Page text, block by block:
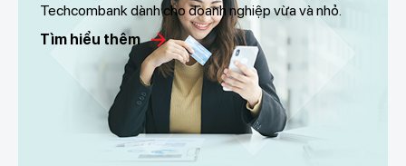
Techcombank dành cho doanh nghiệp vừa và nhỏ.
Tìm hiểu thêm